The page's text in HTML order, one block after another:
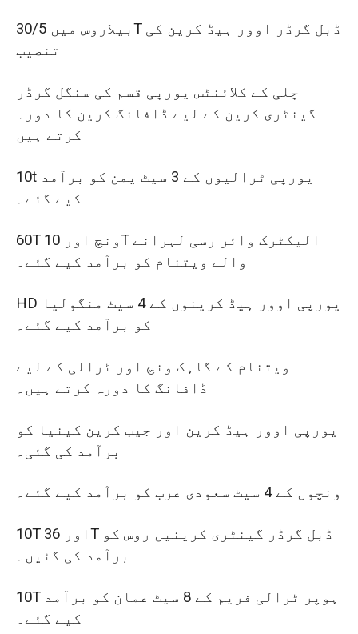
بیلاروس میں 30/5T ڈبل گرڈر اوور ہیڈ کرین کی
تنصیب
چلی کے کلائنٹس یورپی قسم کی سنگل گرڈر
گینٹری کرین کے لیے ڈافانگ کرین کا دورہ
کرتے ہیں
10t یورپی ٹرالیوں کے 3 سیٹ یمن کو برآمد
کیے گئے۔
60T ونچ اور 10T الیکٹرک وائر رسی لہرانے
والے ویتنام کو برآمد کیے گئے۔
HD یورپی اوور ہیڈ کرینوں کے 4 سیٹ منگولیا
کو برآمد کیے گئے۔
ویتنام کے گاہک ونچ اور ٹرالی کے لیے
ڈافانگ کا دورہ کرتے ہیں۔
یورپی اوور ہیڈ کرین اور جیب کرین کینیا کو
برآمد کی گئی۔
ونچوں کے 4 سیٹ سعودی عرب کو برآمد کیے گئے۔
10T اور 36T ڈبل گرڈر گینٹری کرینیں روس کو
برآمد کی گئیں۔
10T ہوپر ٹرالی فریم کے 8 سیٹ عمان کو برآمد
کیے گئے۔